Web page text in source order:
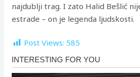
najdublji trag. I zato Halid Bešlić
estrade – on je legenda ljudskosti.
Post Views: 585